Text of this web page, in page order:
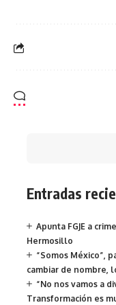
Entradas
Apunta FGJE a
Hermosillo
“Somos México”,
cambiar de nombre,
“No nos vamos a
Transformación es